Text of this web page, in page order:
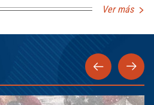
Ver más